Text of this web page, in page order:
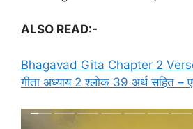
ALSO READ:-
Bhagavad Gita Chapter 2
गीता अध्याय 2 श्लोक 39 अर्थ सहित –